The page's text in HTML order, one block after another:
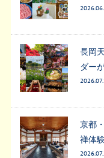
長岡
ダー
京都
禅体